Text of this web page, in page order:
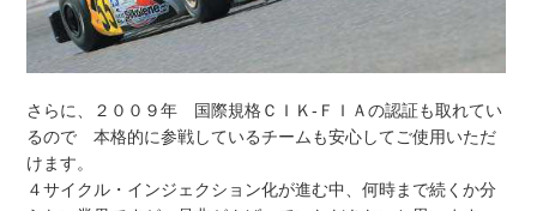
さらに、２００９年 国際規格ＣＩＫ-ＦＩＡの認証も取れてい
るので 本格的に参戦しているチームも安心してご使用いただ
けます。
４サイクル・インジェクション化が進む中、何時まで続くか分